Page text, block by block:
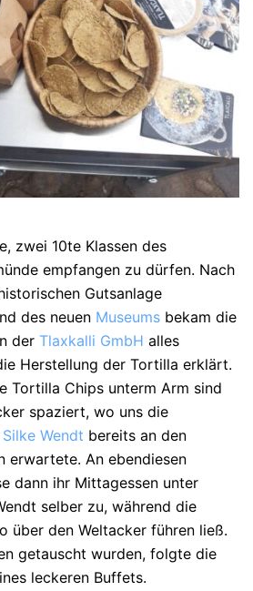
zwei 10te Klassen des
empfangen zu dürfen. Nach
Gutsanlage
des neuen Museums bekam die
der Tlaxkalli GmbH alles
Herstellung der Tortilla erklärt.
Tortilla Chips unterm Arm sind
spaziert, wo uns die
Silke Wendt bereits an den
erwartete. An ebendiesen
dann ihr Mittagessen unter
selber zu, während die
über den Weltacker führen ließ.
getauscht wurden, folgte die
leckeren Buffets.